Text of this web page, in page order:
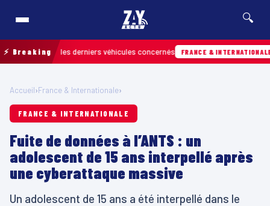
🔍
⚡ Breakingles derniers véhicules concernés FRANCE & INTERNATIONALE
Accueil›France & Internationale›
FRANCE & INTERNATIONALE
Fuite de données à l’ANTS : un
adolescent de 15 ans interpellé après
une cyberattaque massive
Un adolescent de 15 ans a été interpellé dans le